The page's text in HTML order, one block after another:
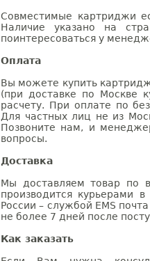
Совместимые картриджи
Наличие указано на
поинтересоваться у
Оплата
Вы можете купить
(при доставке по Москве
расчету. При оплате по
Для частных лиц не из
Позвоните нам, и
вопросы.
Доставка
Мы доставляем товар по
производится курьерами
России – службой EMS
не более 7 дней после
Как заказать